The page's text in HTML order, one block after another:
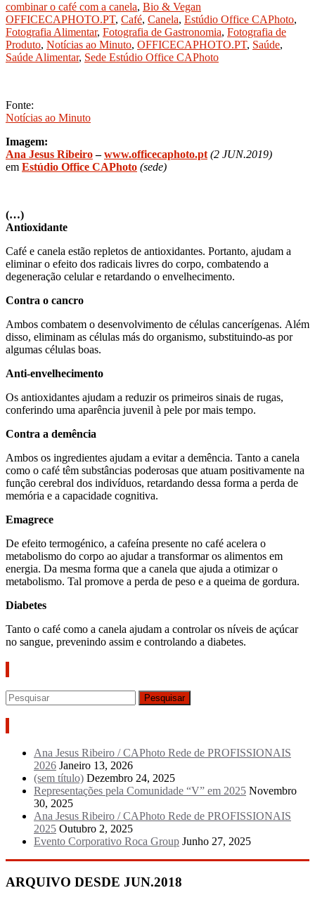
combinar o café com a canela, Bio & Vegan
OFFICECAPHOTO.PT, Café, Canela, Estúdio Office CAPhoto,
Fotografia Alimentar, Fotografia de Gastronomia, Fotografia de
Produto, Notícias ao Minuto, OFFICECAPHOTO.PT, Saúde,
Saúde Alimentar, Sede Estúdio Office CAPhoto
Fonte:
Notícias ao Minuto
Imagem:
Ana Jesus Ribeiro–www.officecaphoto.pt (2 JUN.2019)
em Estúdio Office CAPhoto (sede)
(…)
Antioxidante
Café e canela estão repletos de antioxidantes. Portanto, ajudam a
eliminar o efeito dos radicais livres do corpo, combatendo a
degeneração celular e retardando o envelhecimento.
Contra o cancro
Ambos combatem o desenvolvimento de células cancerígenas. Além
disso, eliminam as células más do organismo, substituindo-as por
algumas células boas.
Anti-envelhecimento
Os antioxidantes ajudam a reduzir os primeiros sinais de rugas,
conferindo uma aparência juvenil à pele por mais tempo.
Contra a demência
Ambos os ingredientes ajudam a evitar a demência. Tanto a canela
como o café têm substâncias poderosas que atuam positivamente na
função cerebral dos indivíduos, retardando dessa forma a perda de
memória e a capacidade cognitiva.
Emagrece
De efeito termogénico, a cafeína presente no café acelera o
metabolismo do corpo ao ajudar a transformar os alimentos em
energia. Da mesma forma que a canela que ajuda a otimizar o
metabolismo. Tal promove a perda de peso e a queima de gordura.
Diabetes
Tanto o café como a canela ajudam a controlar os níveis de açúcar
no sangue, prevenindo assim e controlando a diabetes.
Ana Jesus Ribeiro / CAPhoto Rede de PROFISSIONAIS
2026 Janeiro 13, 2026
(sem título) Dezembro 24, 2025
Representações pela Comunidade “V” em 2025 Novembro
30, 2025
Ana Jesus Ribeiro / CAPhoto Rede de PROFISSIONAIS
2025 Outubro 2, 2025
Evento Corporativo Roca Group Junho 27, 2025
ARQUIVO DESDE JUN.2018